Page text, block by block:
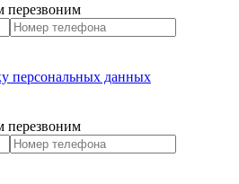
перезвоним
персональных данных
перезвоним